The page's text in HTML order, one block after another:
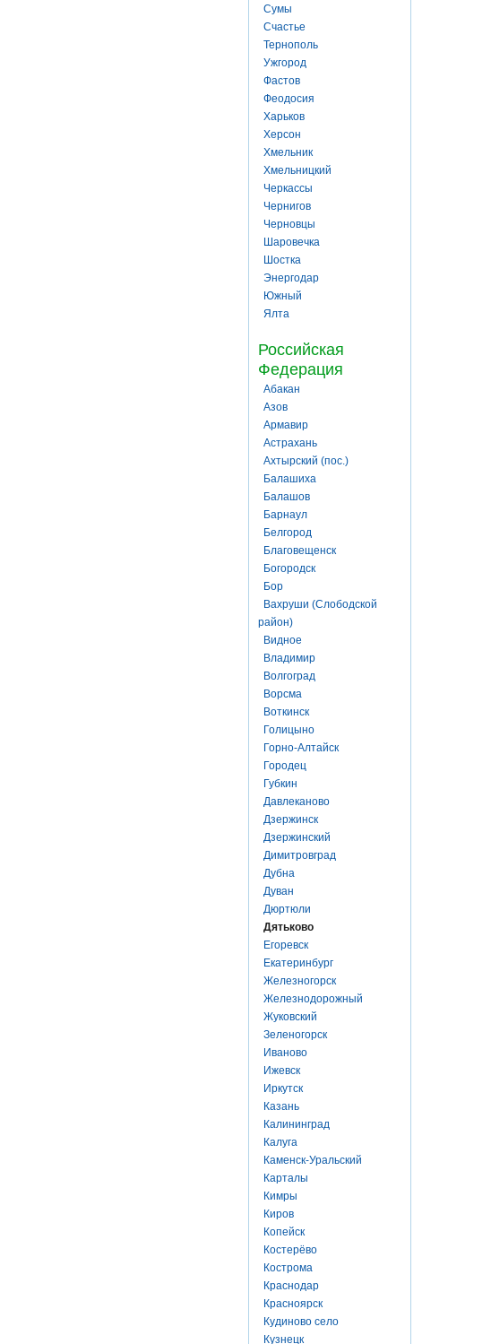
Сумы
Счастье
Тернополь
Ужгород
Фастов
Феодосия
Харьков
Херсон
Хмельник
Хмельницкий
Черкассы
Чернигов
Черновцы
Шаровечка
Шостка
Энергодар
Южный
Ялта
Российская
Федерация
Абакан
Азов
Армавир
Астрахань
Ахтырский (пос.)
Балашиха
Балашов
Барнаул
Белгород
Благовещенск
Богородск
Бор
Вахруши (Слободской
район)
Видное
Владимир
Волгоград
Ворсма
Воткинск
Голицыно
Горно-Алтайск
Городец
Губкин
Давлеканово
Дзержинск
Дзержинский
Димитровград
Дубна
Дуван
Дюртюли
Дятьково
Егоревск
Екатеринбург
Железногорск
Железнодорожный
Жуковский
Зеленогорск
Иваново
Ижевск
Иркутск
Казань
Калининград
Калуга
Каменск-Уральский
Карталы
Кимры
Киров
Копейск
Костерёво
Кострома
Краснодар
Красноярск
Кудиново село
Кузнецк